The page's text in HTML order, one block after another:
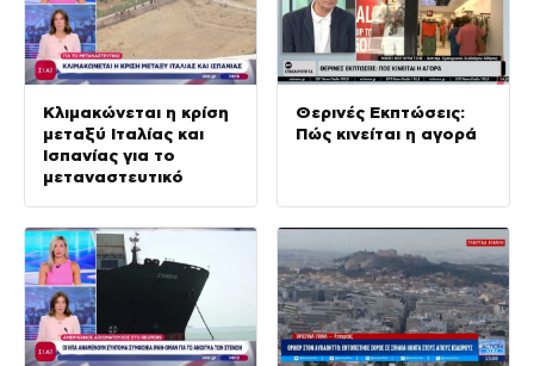
Κλιμακώνεται η κρίση
μεταξύ Ιταλίας και
Ισπανίας για το
μεταναστευτικό
Θερινές Εκπτώσεις:
Πώς κινείται η αγορά